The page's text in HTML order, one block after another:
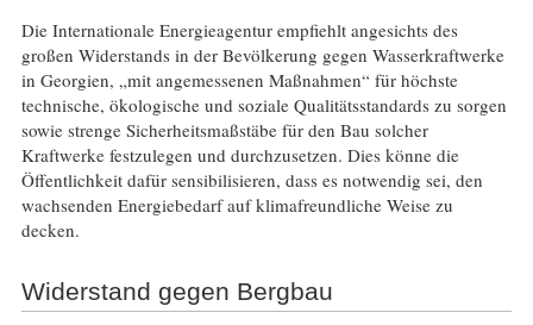
Die Internationale Energieagentur empfiehlt angesichts des
großen Widerstands in der Bevölkerung gegen Wasserkraftwerke
in Georgien, „mit angemessenen Maßnahmen“ für höchste
technische, ökologische und soziale Qualitätsstandards zu sorgen
sowie strenge Sicherheitsmaßstäbe für den Bau solcher
Kraftwerke festzulegen und durchzusetzen. Dies könne die
Öffentlichkeit dafür sensibilisieren, dass es notwendig sei, den
wachsenden Energiebedarf auf klimafreundliche Weise zu
decken.
Widerstand gegen Bergbau